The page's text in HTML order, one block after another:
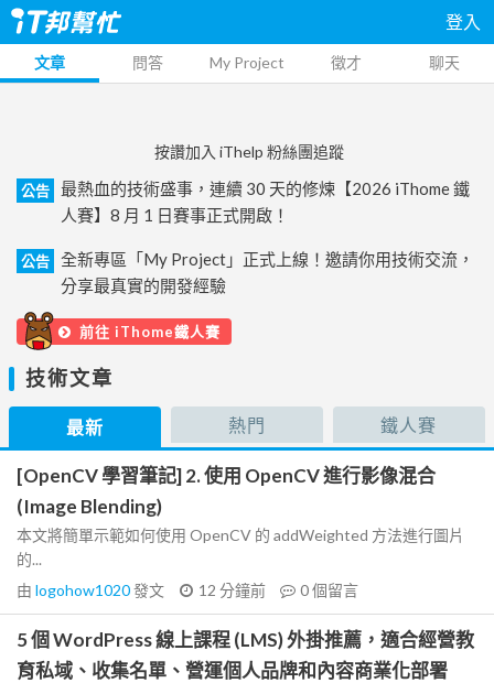
登入
文章 問答 My Project 徵才 聊天
按讚加入 iThelp 粉絲團追蹤
公告
最熱血的技術盛事，連續 30 天的修煉【2026 iThome 鐵
人賽】8 月 1 日賽事正式開啟！
公告
全新專區「My Project」正式上線！邀請你用技術交流，
分享最真實的開發經驗
前往 iThome鐵人賽
技術文章
最新 熱門 鐵人賽
[OpenCV 學習筆記] 2. 使用 OpenCV 進行影像混合
(Image Blending)
本文將簡單示範如何使用 OpenCV 的 addWeighted 方法進行圖片
的...
由 logohow1020發文 12 分鐘前 0個留言
5 個 WordPress 線上課程 (LMS) 外掛推薦，適合經營教
育私域、收集名單、營運個人品牌和內容商業化部署